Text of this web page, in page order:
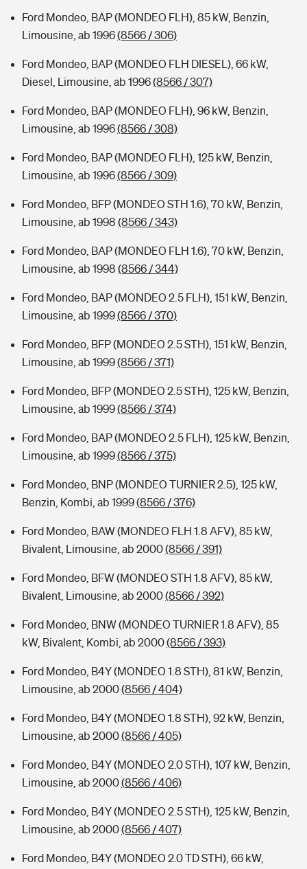
Ford Mondeo, BAP (MONDEO FLH), 85 kW, Benzin,
Limousine, ab 1996(8566 / 306)
Ford Mondeo, BAP (MONDEO FLH DIESEL), 66 kW,
Diesel, Limousine, ab 1996(8566 / 307)
Ford Mondeo, BAP (MONDEO FLH), 96 kW, Benzin,
Limousine, ab 1996(8566 / 308)
Ford Mondeo, BAP (MONDEO FLH), 125 kW, Benzin,
Limousine, ab 1996(8566 / 309)
Ford Mondeo, BFP (MONDEO STH 1.6), 70 kW, Benzin,
Limousine, ab 1998 (8566 / 343)
Ford Mondeo, BAP (MONDEO FLH 1.6), 70 kW, Benzin,
Limousine, ab 1998 (8566 / 344)
Ford Mondeo, BAP (MONDEO 2.5 FLH), 151 kW, Benzin,
Limousine, ab 1999(8566 / 370)
Ford Mondeo, BFP (MONDEO 2.5 STH), 151 kW, Benzin,
Limousine, ab 1999(8566 / 371)
Ford Mondeo, BFP (MONDEO 2.5 STH), 125 kW, Benzin,
Limousine, ab 1999(8566 / 374)
Ford Mondeo, BAP (MONDEO 2.5 FLH), 125 kW, Benzin,
Limousine, ab 1999(8566 / 375)
Ford Mondeo, BNP (MONDEO TURNIER 2.5), 125 kW,
Benzin, Kombi, ab 1999(8566 / 376)
Ford Mondeo, BAW (MONDEO FLH 1.8 AFV), 85 kW,
Bivalent, Limousine, ab 2000(8566 / 391)
Ford Mondeo, BFW (MONDEO STH 1.8 AFV), 85 kW,
Bivalent, Limousine, ab 2000(8566 / 392)
Ford Mondeo, BNW (MONDEO TURNIER 1.8 AFV), 85
kW, Bivalent, Kombi, ab 2000(8566 / 393)
Ford Mondeo, B4Y (MONDEO 1.8 STH), 81 kW, Benzin,
Limousine, ab 2000(8566 / 404)
Ford Mondeo, B4Y (MONDEO 1.8 STH), 92 kW, Benzin,
Limousine, ab 2000(8566 / 405)
Ford Mondeo, B4Y (MONDEO 2.0 STH), 107 kW, Benzin,
Limousine, ab 2000(8566 / 406)
Ford Mondeo, B4Y (MONDEO 2.5 STH), 125 kW, Benzin,
Limousine, ab 2000(8566 / 407)
Ford Mondeo, B4Y (MONDEO 2.0 TD STH), 66 kW,